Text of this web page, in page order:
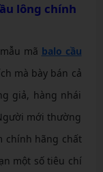
lông chính
mã balo cầu
mà bày bán cả
giả, hàng nhái
mới thường
chính hãng chất
một số tiêu chí